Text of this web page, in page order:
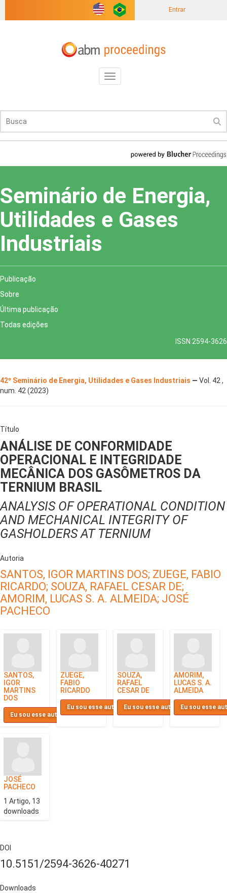
Entrar
Toggle
navigation
Seminário de Energia,
Utilidades e Gases
Industriais
Publicação
Sobre
Última publicação
Todas edições
ISSN 2594-3626
42º Seminário de Energia, Utilidades e Gases Industriais — Vol. 42 ,
num. 42 (2023)
Título
ANÁLISE DE CONFORMIDADE
OPERACIONAL E INTEGRIDADE
MECÂNICA DOS GASÔMETROS DA
TERNIUM BRASIL
ANALYSIS OF OPERATIONAL CONDITION
AND MECHANICAL INTEGRITY OF
GASHOLDERS AT TERNIUM
Autoria
SANTOS, IGOR MARTINS DOS; ZUEGE, FABIO
RICARDO; SOUZA, RAFAEL CESAR DE;
AMORIM, LUCAS S. A. ALMEIDA; JOSÉ
PACHECO
SANTOS,
IGOR
MARTINS
DOS
Eu sou esse autor
ZUEGE,
FABIO
RICARDO
Eu sou esse autor
SOUZA,
RAFAEL
CESAR DE
Eu sou esse autor
AMORIM,
LUCAS S. A.
ALMEIDA
Eu sou esse
JOSÉ
PACHECO
1 Artigo, 13
downloads
DOI
10.5151/2594-3626-40271
Downloads